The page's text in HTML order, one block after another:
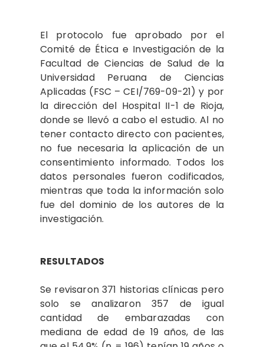
El protocolo fue aprobado por el
Comité de Ética e Investigación de la
Facultad de Ciencias de Salud de la
Universidad Peruana de Ciencias
Aplicadas (FSC – CEI/769-09-21) y por
la dirección del Hospital II-1 de Rioja,
donde se llevó a cabo el estudio. Al no
tener contacto directo con pacientes,
no fue necesaria la aplicación de un
consentimiento informado. Todos los
datos personales fueron codificados,
mientras que toda la información solo
fue del dominio de los autores de la
investigación.
RESULTADOS
Se revisaron 371 historias clínicas pero
solo se analizaron 357 de igual
cantidad de embarazadas con
mediana de edad de 19 años, de las